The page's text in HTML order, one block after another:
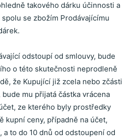
takového dárku účinnosti a
se zbožím Prodávajícímu
odstoupí od smlouvy, bude
o této skutečnosti neprodleně
že Kupující již zcela nebo zčásti
mu přijatá částka vrácena
ze kterého byly prostředky
kupní ceny, případně na účet,
a to do 10 dnů od odstoupení od